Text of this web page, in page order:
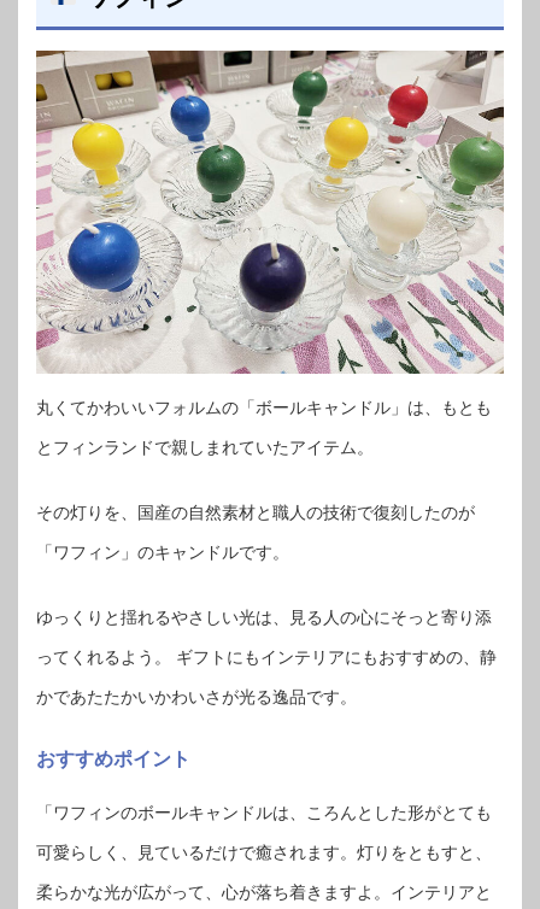
丸くてかわいいフォルムの「ボールキャンドル」は、もとも
とフィンランドで親しまれていたアイテム。
その灯りを、国産の自然素材と職人の技術で復刻したのが
「ワフィン」のキャンドルです。
ゆっくりと揺れるやさしい光は、見る人の心にそっと寄り添
ってくれるよう。 ギフトにもインテリアにもおすすめの、静
かであたたかいかわいさが光る逸品です。
おすすめポイント
「ワフィンのボールキャンドルは、ころんとした形がとても
可愛らしく、見ているだけで癒されます。灯りをともすと、
柔らかな光が広がって、心が落ち着きますよ。インテリアと